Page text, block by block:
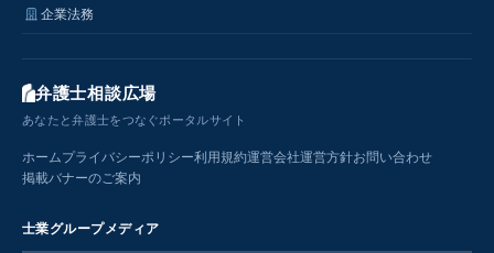
企業法務
弁護士相談広場
あなたと弁護士をつなぐポータルサイト
ホームプライバシーポリシー利用規約運営会社運営方針お問い合わせ
掲載バナーのご案内
士業グループメディア